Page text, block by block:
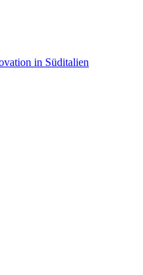
in Süditalien